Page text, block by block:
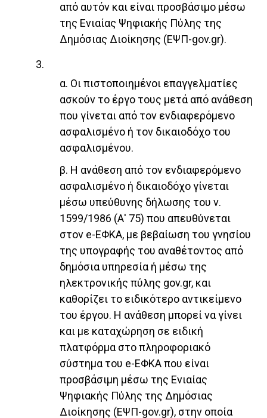
από αυτόν και είναι προσβάσιμο μέσω
της Ενιαίας Ψηφιακής Πύλης της
Δημόσιας Διοίκησης (ΕΨΠ-gov.gr).
3.
α. Οι πιστοποιημένοι επαγγελματίες
ασκούν το έργο τους μετά από ανάθεση
που γίνεται από τον ενδιαφερόμενο
ασφαλισμένο ή τον δικαιοδόχο του
ασφαλισμένου.
β. Η ανάθεση από τον ενδιαφερόμενο
ασφαλισμένο ή δικαιοδόχο γίνεται
μέσω υπεύθυνης δήλωσης του ν.
1599/1986 (Α' 75) που απευθύνεται
στον e-ΕΦΚΑ, με βεβαίωση του γνησίου
της υπογραφής του αναθέτοντος από
δημόσια υπηρεσία ή μέσω της
ηλεκτρονικής πύλης gov.gr, και
καθορίζει το ειδικότερο αντικείμενο
του έργου. Η ανάθεση μπορεί να γίνει
και με καταχώρηση σε ειδική
πλατφόρμα στο πληροφοριακό
σύστημα του e-ΕΦΚΑ που είναι
προσβάσιμη μέσω της Ενιαίας
Ψηφιακής Πύλης της Δημόσιας
Διοίκησης (ΕΨΠ-gov.gr), στην οποία